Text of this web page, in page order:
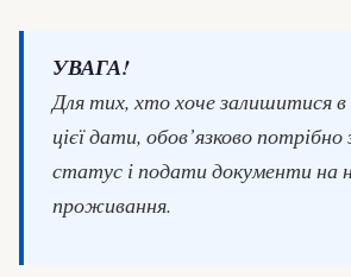
УВАГА!
Для тих, хто хоче залишитися в
цієї дати, обов’язково
статус і подати документи на
проживання.